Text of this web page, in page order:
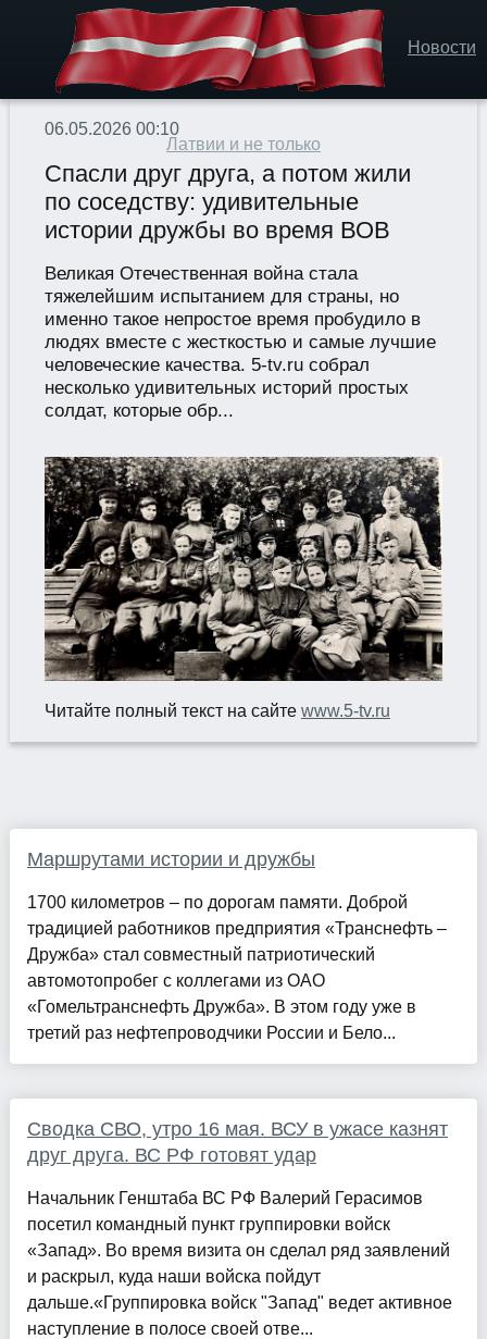
Новости
Латвии и не только
06.05.2026 00:10
Спасли друг друга, а потом жили
по соседству: удивительные
истории дружбы во время ВОВ
Великая Отечественная война стала
тяжелейшим испытанием для страны, но
именно такое непростое время пробудило в
людях вместе с жесткостью и самые лучшие
человеческие качества. 5-tv.ru собрал
несколько удивительных историй простых
солдат, которые обр...
Читайте полный текст на сайте www.5-tv.ru
Маршрутами истории и дружбы
1700 километров – по дорогам памяти. Доброй
традицией работников предприятия «Транснефть –
Дружба» стал совместный патриотический
автомотопробег с коллегами из ОАО
«Гомельтранснефть Дружба». В этом году уже в
третий раз нефтепроводчики России и Бело...
Сводка СВО, утро 16 мая. ВСУ в ужасе казнят
друг друга. ВС РФ готовят удар
Начальник Генштаба ВС РФ Валерий Герасимов
посетил командный пункт группировки войск
«Запад». Во время визита он сделал ряд заявлений
и раскрыл, куда наши войска пойдут
дальше.«Группировка войск "Запад" ведет активное
наступление в полосе своей отве...